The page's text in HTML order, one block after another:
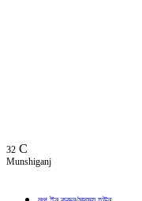
32 C
Munshiganj